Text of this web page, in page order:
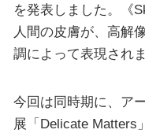
を発表しました。《
人間の皮膚が、高解
調によって表現されま
今回は同時期に、ア
展「Delicate Matters